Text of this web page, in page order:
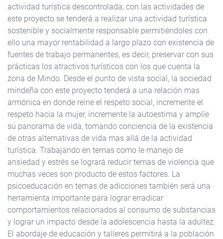
actividad turística descontrolada; con las actividades de
este proyecto se tenderá a realizar una actividad turística
sostenible y socialmente responsable permitiéndoles con
ello una mayor rentabilidad a largo plazo con existencia de
fuentes de trabajo permanentes, es decir, preservar con sus
prácticas los atractivos turísticos con los que cuenta la
zona de Mindo. Desde el punto de vista social, la sociedad
mindeña con este proyecto tenderá a una relación mas
armónica en donde reine el respeto social, incremente el
respeto hacia la mujer, incremente la autoestima y amplíe
su panorama de vida, tomando conciencia de la existencia
de otras alternativas de vida mas allá de la actividad
turística. Trabajando en temas como le manejo de
ansiedad y estrés se logrará reducir temas de violencia que
muchas veces son producto de estos factores. La
psicoeducación en temas de adicciones también será una
herramienta importante para lograr erradicar
comportamientos relacionados al consumo de substancias
y lograr un impacto desde la adolescencia hasta la adultez.
El abordaje de educación y talleres permitirá a la población